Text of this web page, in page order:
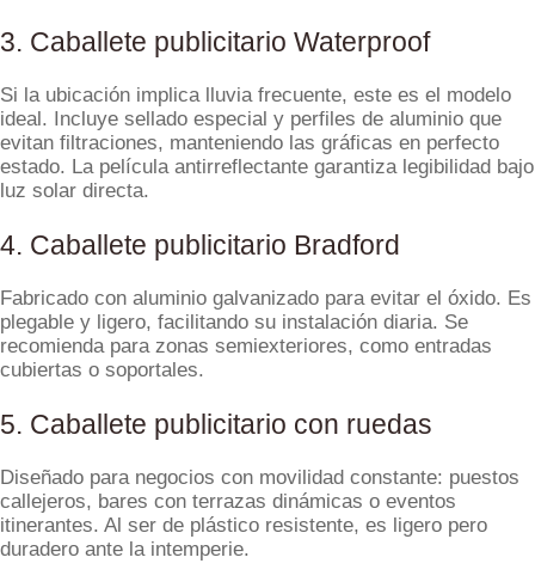
3. Caballete publicitario Waterproof
Si la ubicación implica lluvia frecuente, este es el modelo
ideal. Incluye sellado especial y perfiles de aluminio que
evitan filtraciones, manteniendo las gráficas en perfecto
estado. La película antirreflectante garantiza legibilidad bajo
luz solar directa.
4. Caballete publicitario Bradford
Fabricado con aluminio galvanizado para evitar el óxido. Es
plegable y ligero, facilitando su instalación diaria. Se
recomienda para zonas semiexteriores, como entradas
cubiertas o soportales.
5. Caballete publicitario con ruedas
Diseñado para negocios con movilidad constante: puestos
callejeros, bares con terrazas dinámicas o eventos
itinerantes. Al ser de plástico resistente, es ligero pero
duradero ante la intemperie.